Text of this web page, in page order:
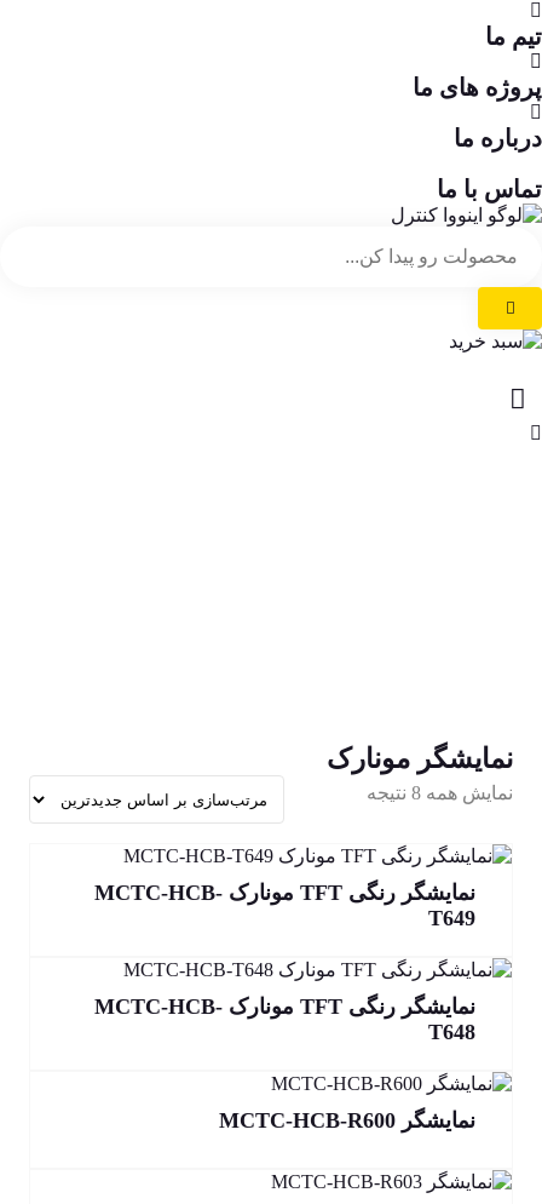
تیم ما
پروژه های ما
درباره ما
تماس با ما
نمایشگر مونارک
نمایش همه 8 نتیجه
جدیدترین
نمایشگر رنگی TFT مونارک MCTC-HCB-
T649
نمایشگر رنگی TFT مونارک MCTC-HCB-
T648
نمایشگر MCTC-HCB-R600